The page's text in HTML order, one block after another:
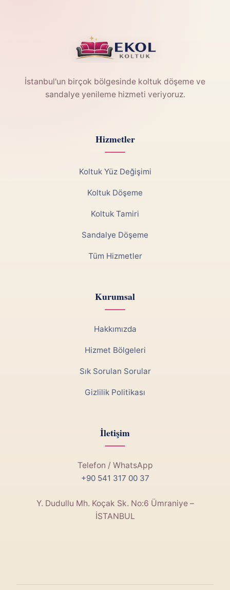
İstanbul'un birçok bölgesinde koltuk döşeme ve
sandalye yenileme hizmeti veriyoruz.
Hizmetler
Koltuk Yüz Değişimi
Koltuk Döşeme
Koltuk Tamiri
Sandalye Döşeme
Tüm Hizmetler
Kurumsal
Hakkımızda
Hizmet Bölgeleri
Sık Sorulan Sorular
Gizlilik Politikası
İletişim
Telefon / WhatsApp
+90 541 317 00 37
Y. Dudullu Mh. Koçak Sk. No:6 Ümraniye –
İSTANBUL